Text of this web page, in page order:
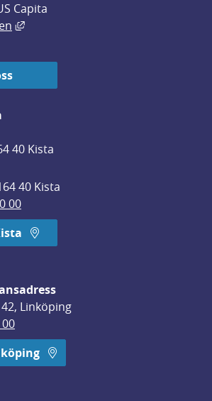
Capita
Länk till annan webbplats, öppnas
40 Kista
40 Kista
00
Linköping